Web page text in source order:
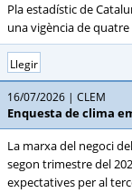
Pla estadístic de
una vigència de quatre
Llegir
16/07/2026 CLEM
Enquesta de clima
La marxa del negoci
segon trimestre del
expectatives per al